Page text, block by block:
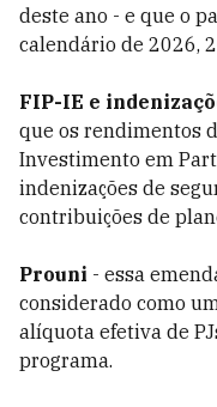
deste ano - e que o
calendário de 2026,
FIP-IE e
que os rendimentos
Investimento em
indenizações de
contribuições de
Prouni - essa
considerado como
alíquota efetiva de
programa.